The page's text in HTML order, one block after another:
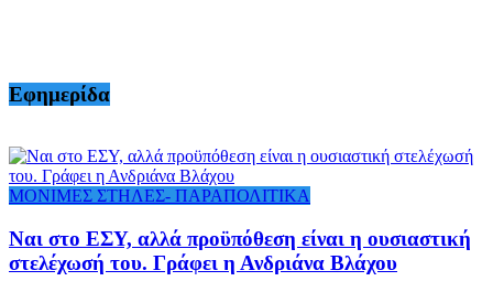
Εφημερίδα
ΜΟΝΙΜΕΣ ΣΤΗΛΕΣ- ΠΑΡΑΠΟΛΙΤΙΚΑ
Ναι στο ΕΣΥ, αλλά προϋπόθεση είναι η ουσιαστική
στελέχωσή του. Γράφει η Ανδριάνα Βλάχου